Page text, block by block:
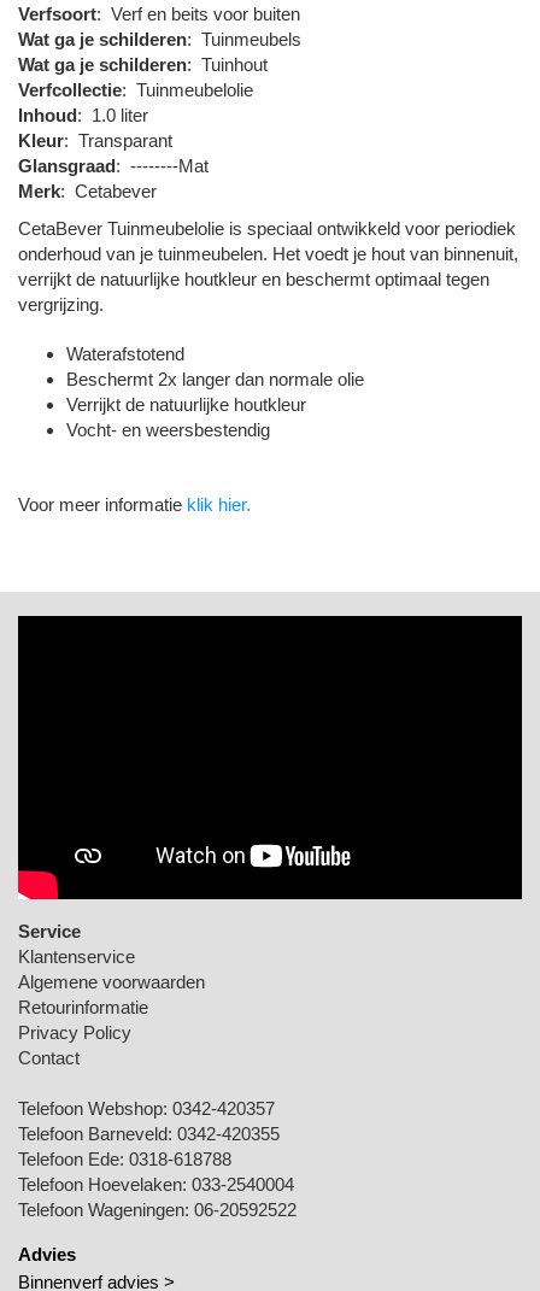
Verfsoort: Verf en beits voor buiten
Wat ga je schilderen: Tuinmeubels
Wat ga je schilderen: Tuinhout
Verfcollectie: Tuinmeubelolie
Inhoud: 1.0 liter
Kleur: Transparant
Glansgraad: --------Mat
Merk: Cetabever
CetaBever Tuinmeubelolie is speciaal ontwikkeld voor periodiek
onderhoud van je tuinmeubelen. Het voedt je hout van binnenuit,
verrijkt de natuurlijke houtkleur en beschermt optimaal tegen
vergrijzing.
Waterafstotend
Beschermt 2x langer dan normale olie
Verrijkt de natuurlijke houtkleur
Vocht- en weersbestendig
Voor meer informatie klik hier.
Service
Klantenservice
Algemene voorwaarden
Retourinformatie
Privacy Policy
Contact
Telefoon Webshop: 0342-420357
Telefoon Barneveld: 0342-420355
Telefoon Ede: 0318-618788
Telefoon Hoevelaken: 033-2540004
Telefoon Wageningen: 06-20592522
Advies
Binnenverf advies >